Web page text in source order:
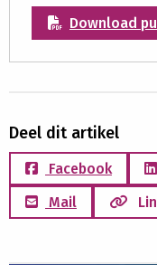
Download
Deel dit artikel
Facebook
Mail